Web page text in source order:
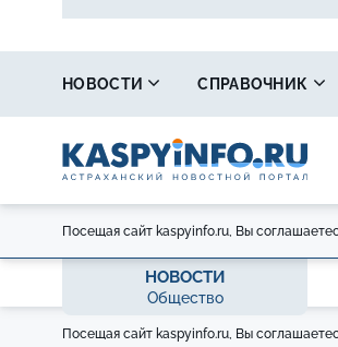
НОВОСТИ СПРАВОЧНИК
Посещая сайт kaspyinfo.ru, Вы
НОВОСТИ
Общество
Посещая сайт kaspyinfo.ru, Вы